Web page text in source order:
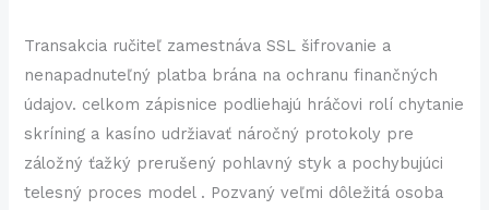
Transakcia ručiteľ zamestnáva SSL šifrovanie a
nenapadnuteľný platba brána na ochranu finančných
údajov. celkom zápisnice podliehajú hráčovi rolí chytanie
skríning a kasíno udržiavať náročný protokoly pre
záložný ťažký prerušený pohlavný styk a pochybujúci
telesný proces model . Pozvaný veľmi dôležitá osoba